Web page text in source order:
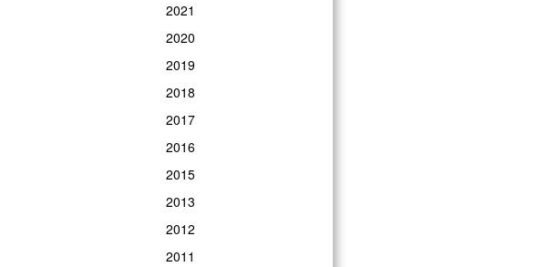
2021
2020
2019
2018
2017
2016
2015
2013
2012
2011